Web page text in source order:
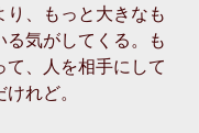
り、もっと大きなも
気がしてくる。も
て、人を相手にして
れど。